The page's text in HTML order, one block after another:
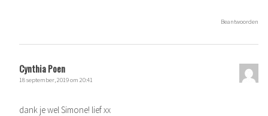
Beantwoorden
Cynthia Poen
18 september, 2019 om 20:41
dank je wel Simone! lief xx